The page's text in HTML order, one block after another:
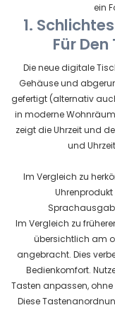
ein
1.
Für
Die neue digitale
Gehäuse und
gefertigt (alternativ
in moderne
zeigt die Uhrzeit und
und
Im Vergleich zu
Im Vergleich zu
übersichtlich am
angebracht. Dies
Bedienkomfort.
Tasten anpassen,
Diese